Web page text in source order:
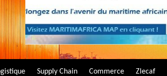
Supply Chain Commerce Zlecaf